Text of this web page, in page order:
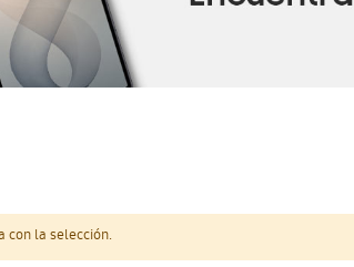
con la selección.